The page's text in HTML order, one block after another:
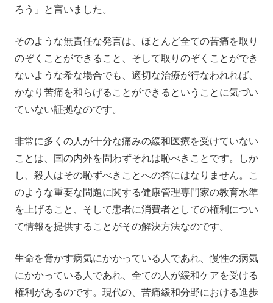
ろう」と言いました。
そのような無責任な発言は、ほとんど全ての苦痛を取り
のぞくことができること、そして取りのぞくことができ
ないような希な場合でも、適切な治療が行なわれれば、
かなり苦痛を和らげることができるということに気づい
ていない証拠なのです。
非常に多くの人が十分な痛みの緩和医療を受けていない
ことは、国の内外を問わずそれは恥べきことです。しか
し、殺人はその恥ずべきことへの答にはなりません。こ
のような重要な問題に関する健康管理専門家の教育水準
を上げること、そして患者に消費者としての権利につい
て情報を提供することがその解決方法なのです。
生命を脅かす病気にかかっている人であれ、慢性の病気
にかかっている人であれ、全ての人が緩和ケアを受ける
権利があるのです。現代の、苦痛緩和分野における進歩